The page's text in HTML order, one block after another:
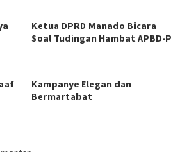
Ketua DPRD Manado Bicara
Soal Tudingan Hambat APBD-P
Kampanye Elegan dan
Bermartabat